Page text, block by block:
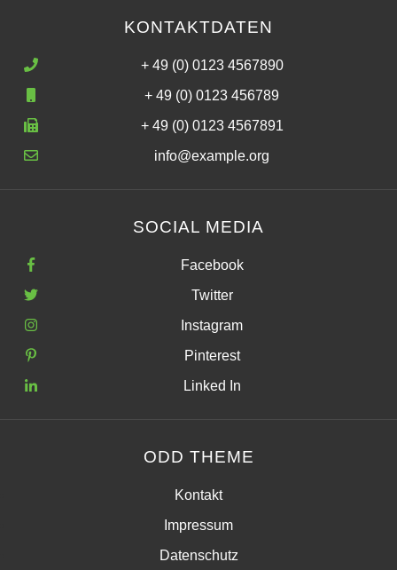
KONTAKTDATEN
+ 49 (0) 0123 4567890
+ 49 (0) 0123 456789
+ 49 (0) 0123 4567891
info@example.org
SOCIAL MEDIA
Facebook
Twitter
Instagram
Pinterest
Linked In
ODD THEME
Kontakt
Impressum
Datenschutz